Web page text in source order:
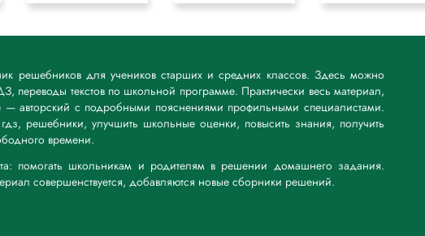
решебников для учеников старших и средних классов. Здесь можно
переводы текстов по школьной программе. Практически весь материал,
— авторский с подробными пояснениями профильными специалистами.
решебники, улучшить школьные оценки, повысить знания, получить
времени.
помогать школьникам и родителям в решении домашнего задания.
совершенствуется, добавляются новые сборники решений.